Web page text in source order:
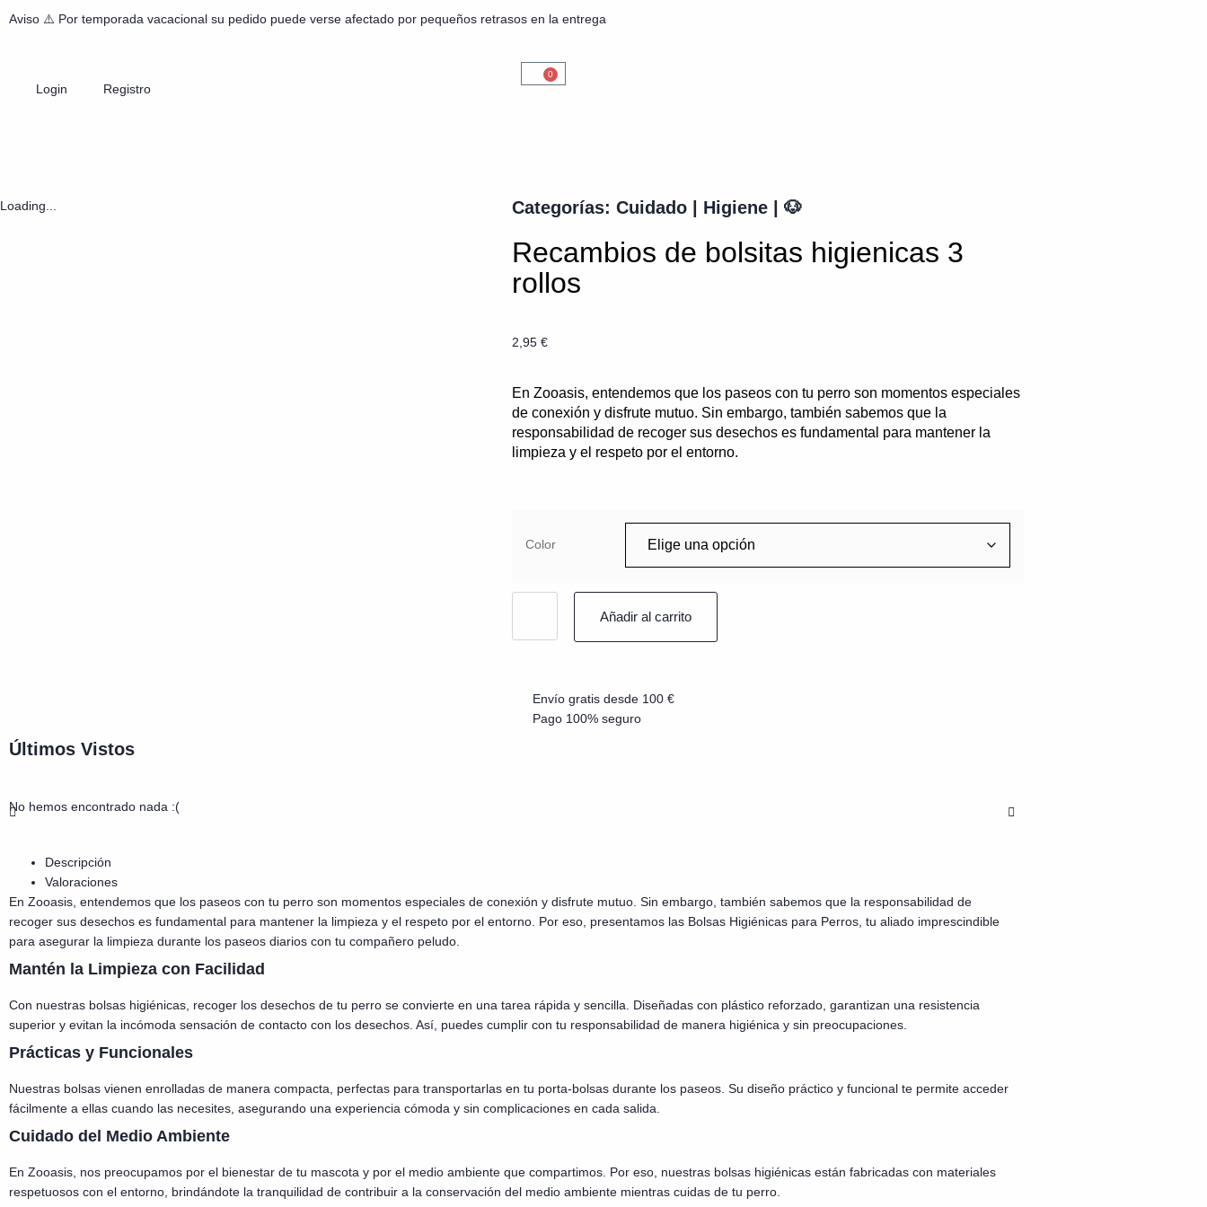
Aviso ⚠️ Por temporada vacacional su pedido puede verse afectado por pequeños retrasos en la entrega
Login Registro
0
Loading... Categorías: Cuidado Higiene 🐶
Recambios de bolsitas higienicas 3
rollos
2,95 €
En Zooasis, entendemos que los paseos con tu perro son momentos especiales
de conexión y disfrute mutuo. Sin embargo, también sabemos que la
responsabilidad de recoger sus desechos es fundamental para mantener la
limpieza y el respeto por el entorno.
Color
Añadir al carrito
Envío gratis desde 100 €
Pago 100% seguro
Últimos Vistos
No hemos encontrado nada :(
Descripción
Valoraciones
En Zooasis, entendemos que los paseos con tu perro son momentos especiales de conexión y disfrute mutuo. Sin embargo, también sabemos que la responsabilidad de
recoger sus desechos es fundamental para mantener la limpieza y el respeto por el entorno. Por eso, presentamos las Bolsas Higiénicas para Perros, tu aliado imprescindible
para asegurar la limpieza durante los paseos diarios con tu compañero peludo.
Mantén la Limpieza con Facilidad
Con nuestras bolsas higiénicas, recoger los desechos de tu perro se convierte en una tarea rápida y sencilla. Diseñadas con plástico reforzado, garantizan una resistencia
superior y evitan la incómoda sensación de contacto con los desechos. Así, puedes cumplir con tu responsabilidad de manera higiénica y sin preocupaciones.
Prácticas y Funcionales
Nuestras bolsas vienen enrolladas de manera compacta, perfectas para transportarlas en tu porta-bolsas durante los paseos. Su diseño práctico y funcional te permite acceder
fácilmente a ellas cuando las necesites, asegurando una experiencia cómoda y sin complicaciones en cada salida.
Cuidado del Medio Ambiente
En Zooasis, nos preocupamos por el bienestar de tu mascota y por el medio ambiente que compartimos. Por eso, nuestras bolsas higiénicas están fabricadas con materiales
respetuosos con el entorno, brindándote la tranquilidad de contribuir a la conservación del medio ambiente mientras cuidas de tu perro.